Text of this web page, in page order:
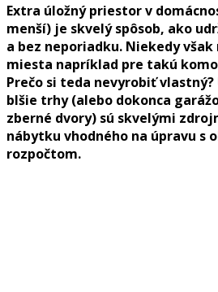
Extra úložný priestor v
menší) je skvelý spôsob, ako
a bez neporiadku. Niekedy
miesta napríklad pre takú
Prečo si teda nevyrobiť vlastný?
blšie trhy (alebo dokonca
zberné dvory) sú skvelými
nábytku vhodného na úpravu s
rozpočtom.